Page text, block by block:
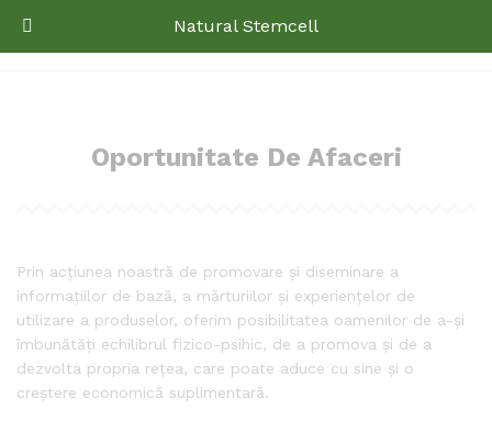
Oportunitate De Afaceri
Prin acțiunea noastră de promovare și diseminare a
informațiilor de bază, a mărturiilor și experiențelor de
utilizare a produselor, oferim posibilitatea oamenilor de a-și
îmbunătăți echilibrul fizico-psihic, de a promova și de a
dezvolta propria rețea, care poate aduce cu sine și o
creștere economică suplimentară.
Natural Stemcell